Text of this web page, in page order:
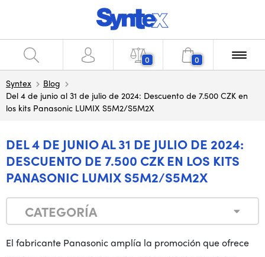
0 0
Syntex
Blog
Del 4 de junio al 31 de julio de 2024: Descuento de 7.500 CZK en
los kits Panasonic LUMIX S5M2/S5M2X
DEL 4 DE JUNIO AL 31 DE JULIO DE 2024:
DESCUENTO DE 7.500 CZK EN LOS KITS
PANASONIC LUMIX S5M2/S5M2X
CATEGORÍA
El fabricante Panasonic amplía la promoción que ofrece